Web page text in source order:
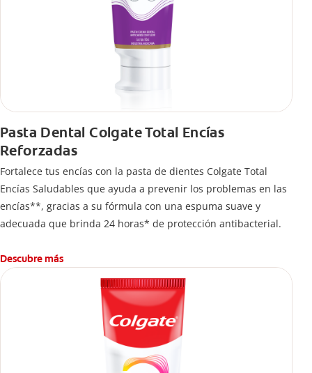
Pasta Dental Colgate Total Encías
Reforzadas
Fortalece tus encías con la pasta de dientes Colgate Total
Encías Saludables que ayuda a prevenir los problemas en las
encías**, gracias a su fórmula con una espuma suave y
adecuada que brinda 24 horas* de protección antibacterial.
Descubre más